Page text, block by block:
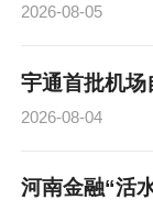
2026-08-05
宇通首批机
2026-08-04
河南金融“活